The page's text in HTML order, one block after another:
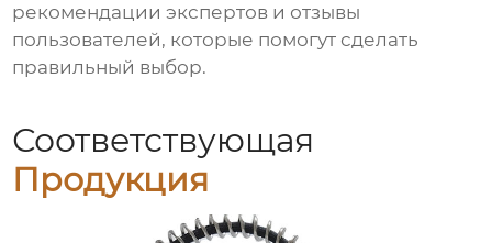
рекомендации экспертов и отзывы
пользователей, которые помогут сделать
правильный выбор.
Соответствующая
Продукция